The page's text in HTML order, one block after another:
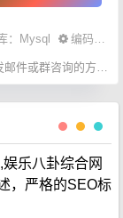
：Mysql 编码：UTF-8
或群咨询的方式。
乐八卦综合网
，严格的SEO标